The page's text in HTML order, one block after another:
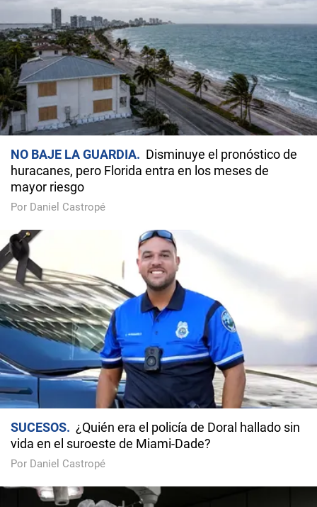
NO BAJE LA GUARDIA
Disminuye el pronóstico de
huracanes, pero Florida entra en los meses de
mayor riesgo
Por Daniel Castropé
SUCESOS
¿Quién era el policía de Doral hallado sin
vida en el suroeste de Miami-Dade?
Por Daniel Castropé